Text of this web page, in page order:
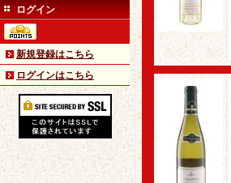
ログイン
新規登録はこちら
ログインはこちら